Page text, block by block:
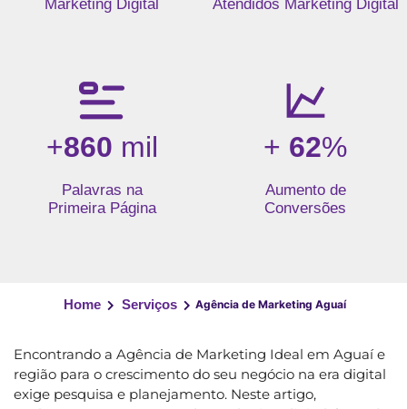
Marketing Digital
Atendidos Marketing Digital
+860 mil
Palavras na
Primeira Página
+ 62%
Aumento de
Conversões
Home Serviços Agência de Marketing Aguaí
Encontrando a Agência de Marketing Ideal em Aguaí e
região para o crescimento do seu negócio na era digital
exige pesquisa e planejamento. Neste artigo,